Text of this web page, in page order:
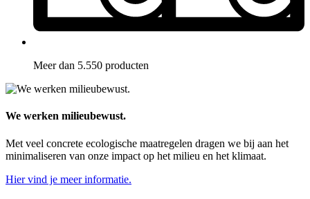
Meer dan 5.550 producten
We werken milieubewust.
Met veel concrete ecologische maatregelen dragen we bij aan het
minimaliseren van onze impact op het milieu en het klimaat.
Hier vind je meer informatie.